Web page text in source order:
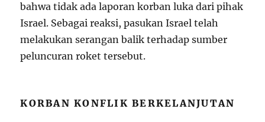
bahwa tidak ada laporan korban luka dari pihak
Israel. Sebagai reaksi, pasukan Israel telah
melakukan serangan balik terhadap sumber
peluncuran roket tersebut.
KORBAN KONFLIK BERKELANJUTAN